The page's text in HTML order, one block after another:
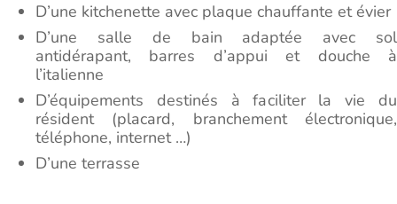
D’une kitchenette avec plaque chauffante et évier
D’une salle de bain adaptée avec sol
antidérapant, barres d’appui et douche à
l’italienne
D’équipements destinés à faciliter la vie du
résident (placard, branchement électronique,
téléphone, internet …)
D’une terrasse